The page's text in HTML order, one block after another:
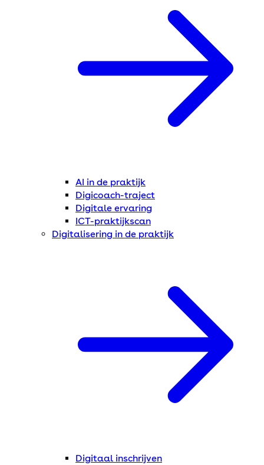
AI in de praktijk
Digicoach-traject
Digitale ervaring
ICT-praktijkscan
Digitalisering in de praktijk
Digitaal inschrijven